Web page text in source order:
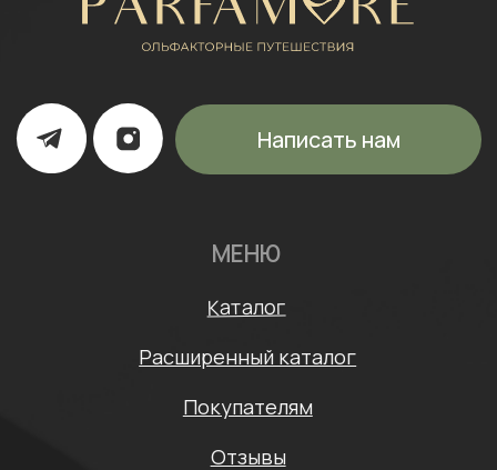
Договор оферты
Согласие на обработку персональных данных
Разработка сайта: Mars Branding
ИП Щипанская Ольга Леонидовна
ИНН: 430706408553
ОГРНИП: 322435000003870